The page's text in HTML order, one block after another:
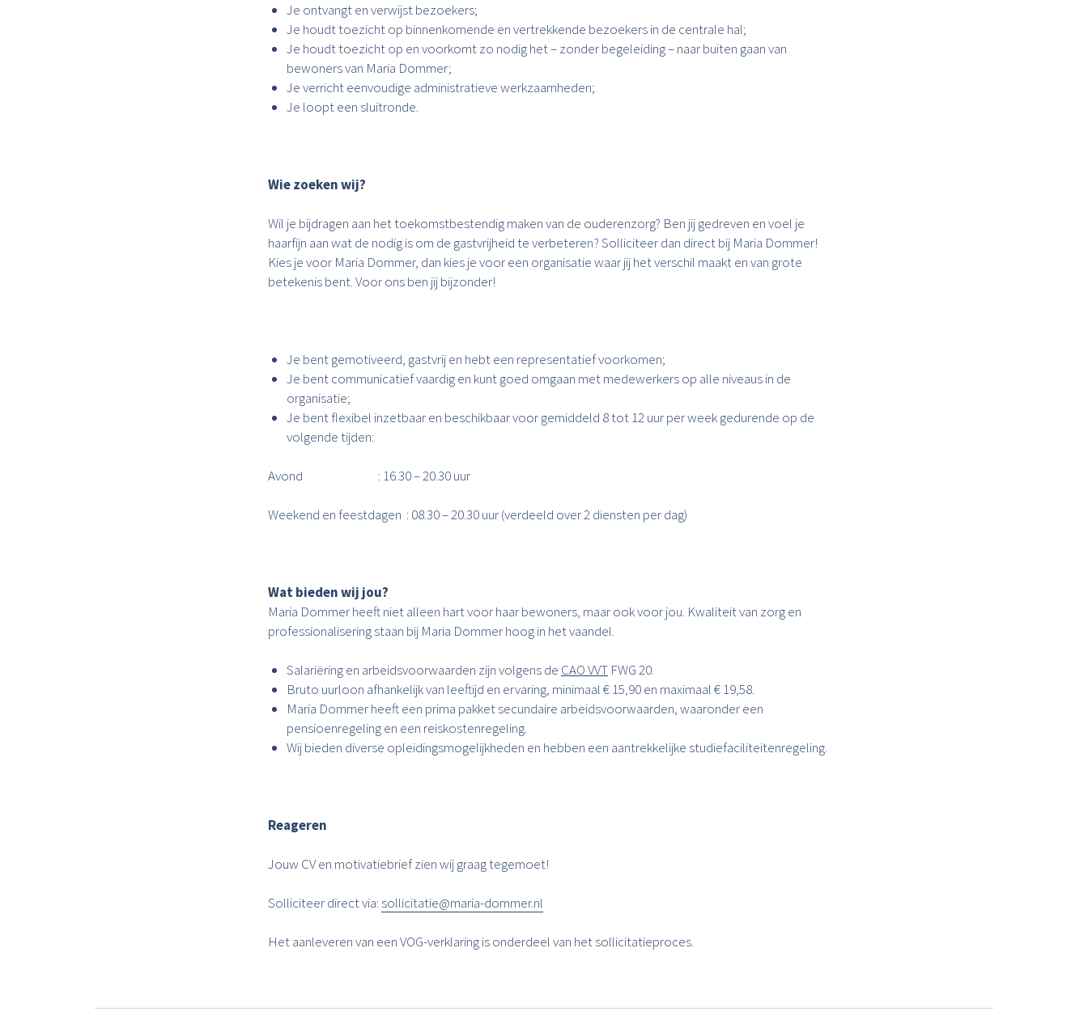
Je ontvangt en verwijst bezoekers;
Je houdt toezicht op binnenkomende en vertrekkende bezoekers in de centrale hal;
Je houdt toezicht op en voorkomt zo nodig het – zonder begeleiding – naar buiten gaan van
bewoners van Maria Dommer;
Je verricht eenvoudige administratieve werkzaamheden;
Je loopt een sluitronde.
Wie zoeken wij?
Wil je bijdragen aan het toekomstbestendig maken van de ouderenzorg? Ben jij gedreven en voel je
haarfijn aan wat de nodig is om de gastvrijheid te verbeteren? Solliciteer dan direct bij Maria Dommer!
Kies je voor Maria Dommer, dan kies je voor een organisatie waar jij het verschil maakt en van grote
betekenis bent. Voor ons ben jij bijzonder!
Je bent gemotiveerd, gastvrij en hebt een representatief voorkomen;
Je bent communicatief vaardig en kunt goed omgaan met medewerkers op alle niveaus in de
organisatie;
Je bent flexibel inzetbaar en beschikbaar voor gemiddeld 8 tot 12 uur per week gedurende op de
volgende tijden:
Avond : 16.30 – 20.30 uur
Weekend en feestdagen : 08.30 – 20.30 uur (verdeeld over 2 diensten per dag)
Wat bieden wij jou?
Maria Dommer heeft niet alleen hart voor haar bewoners, maar ook voor jou. Kwaliteit van zorg en
professionalisering staan bij Maria Dommer hoog in het vaandel.
Salariëring en arbeidsvoorwaarden zijn volgens de CAO VVT FWG 20.
Bruto uurloon afhankelijk van leeftijd en ervaring, minimaal € 15,90 en maximaal € 19,58.
Maria Dommer heeft een prima pakket secundaire arbeidsvoorwaarden, waaronder een
pensioenregeling en een reiskostenregeling.
Wij bieden diverse opleidingsmogelijkheden en hebben een aantrekkelijke studiefaciliteitenregeling.
Reageren
Jouw CV en motivatiebrief zien wij graag tegemoet!
Solliciteer direct via: sollicitatie@maria-dommer.nl
Het aanleveren van een VOG-verklaring is onderdeel van het sollicitatieproces.